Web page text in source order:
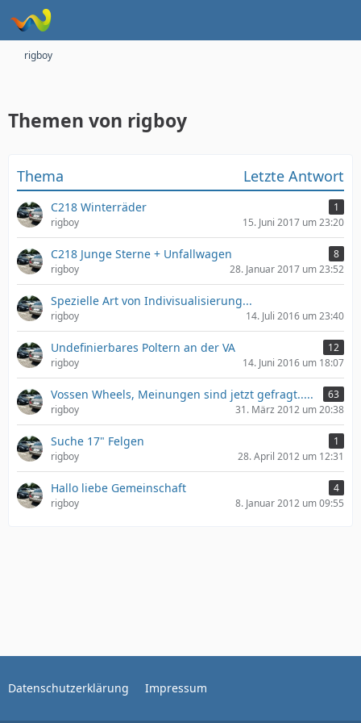
rigboy
Themen von rigboy
Thema Letzte Antwort
C218 Winterräder
1
rigboy
15. Juni 2017 um 23:20
C218 Junge Sterne + Unfallwagen
8
rigboy
28. Januar 2017 um 23:52
Spezielle Art von Indivisualisierung...
rigboy 14. Juli 2016 um 23:40
Undefinierbares Poltern an der VA
12
rigboy
14. Juni 2016 um 18:07
Vossen Wheels, Meinungen sind jetzt gefragt.....
63
rigboy
31. März 2012 um 20:38
Suche 17" Felgen
1
rigboy
28. April 2012 um 12:31
Hallo liebe Gemeinschaft
4
rigboy
8. Januar 2012 um 09:55
Datenschutzerklärung Impressum